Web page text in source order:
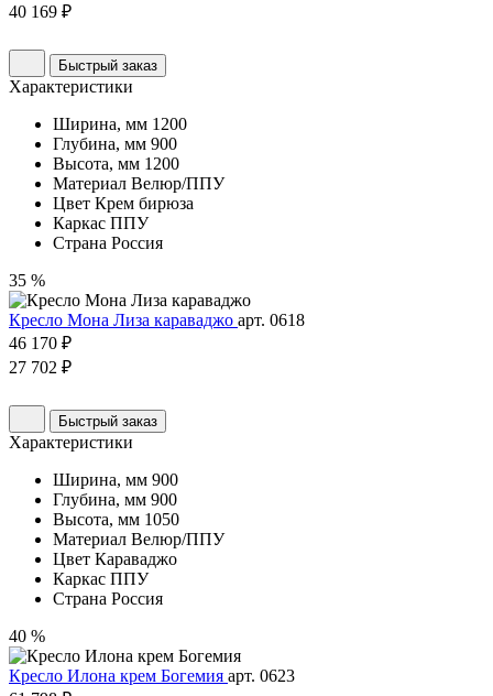
40 169 ₽
Быстрый заказ
Характеристики
Ширина, мм 1200
Глубина, мм 900
Высота, мм 1200
Материал Велюр/ППУ
Цвет Крем бирюза
Каркас ППУ
Страна Россия
35 %
Кресло Мона Лиза караваджо арт. 0618
46 170 ₽
27 702 ₽
Быстрый заказ
Характеристики
Ширина, мм 900
Глубина, мм 900
Высота, мм 1050
Материал Велюр/ППУ
Цвет Караваджо
Каркас ППУ
Страна Россия
40 %
Кресло Илона крем Богемия арт. 0623